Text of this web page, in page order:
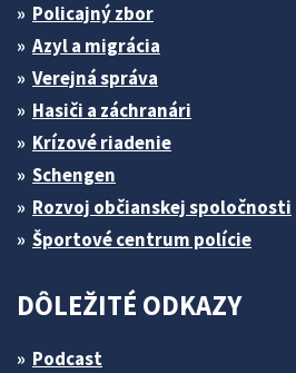
Policajný zbor
Azyl a migrácia
Verejná správa
Hasiči a záchranári
Krízové riadenie
Schengen
Rozvoj občianskej spoločnosti
Športové centrum polície
DÔLEŽITÉ ODKAZY
Podcast